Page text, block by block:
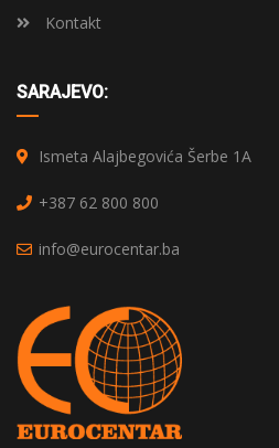
Kontakt
SARAJEVO:
Ismeta Alajbegovića Šerbe 1A
+387 62 800 800
info@eurocentar.ba